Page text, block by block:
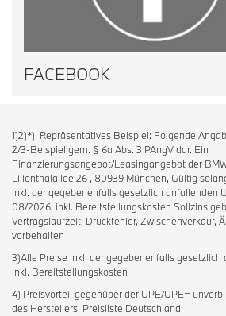
FACEBOOK
1)2)*): Repräsentatives Beispiel: Folgende
2/3-Beispiel gem. § 6a Abs. 3 PAngV dar. Ein
Finanzierungsangebot/Leasingangebot der
Lilienthalallee 26 , 80939 München, Gültig
inkl. der gegebenenfalls gesetzlich anfallenden
08/2026, inkl. Bereitstellungskosten Sollzins
Vertragslaufzeit, Druckfehler, Zwischenverkauf,
vorbehalten
3)Alle Preise inkl. der gegebenenfalls
inkl. Bereitstellungskosten
4) Preisvorteil gegenüber der UPE/UPE=
des Herstellers, Preisliste Deutschland.